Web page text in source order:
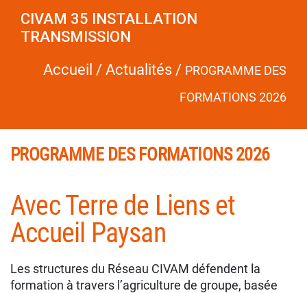
CIVAM 35 INSTALLATION
TRANSMISSION
Accueil / Actualités / PROGRAMME DES
FORMATIONS 2026
PROGRAMME DES FORMATIONS 2026
Avec Terre de Liens et
Accueil Paysan
Les structures du Réseau CIVAM défendent la
formation à travers l’agriculture de groupe, basée